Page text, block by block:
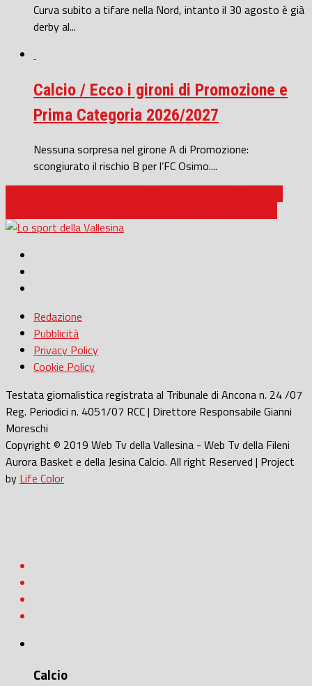
Curva subito a tifare nella Nord, intanto il 30 agosto è già
derby al...
Calcio / Ecco i gironi di Promozione e
Prima Categoria 2026/2027
Nessuna sorpresa nel girone A di Promozione:
scongiurato il rischio B per l’FC Osimo....
Redazione
Pubblicità
Privacy Policy
Cookie Policy
Testata giornalistica registrata al Tribunale di Ancona n. 24 /07
Reg. Periodici n. 4051/07 RCC | Direttore Responsabile Gianni
Moreschi
Copyright © 2019 Web Tv della Vallesina - Web Tv della Fileni
Aurora Basket e della Jesina Calcio. All right Reserved | Project
by Life Color
Calcio